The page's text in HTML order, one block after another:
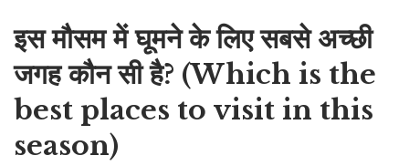
इस मौसम में घूमने के लिए सबसे अच्छी
जगह कौन सी है? (Which is the
best places to visit in this
season)